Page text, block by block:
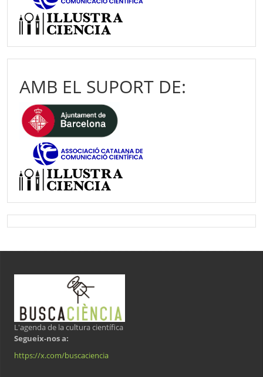
AMB EL SUPORT DE:
L'agenda de la cultura científica
Segueix-nos a:
https://x.com/buscaciencia